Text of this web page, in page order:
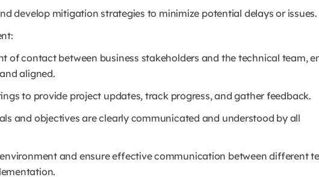
develop mitigation strategies to minimize potential delays or issues.
of contact between business stakeholders and the technical team,
aligned.
to provide project updates, track progress, and gather feedback.
and objectives are clearly communicated and understood by all
and ensure effective communication between different